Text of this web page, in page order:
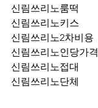
신림쓰리노룸떡
신림쓰리노키스
신림쓰리노2차비용
신림쓰리노인당가격
신림쓰리노접대
신림쓰리노단체